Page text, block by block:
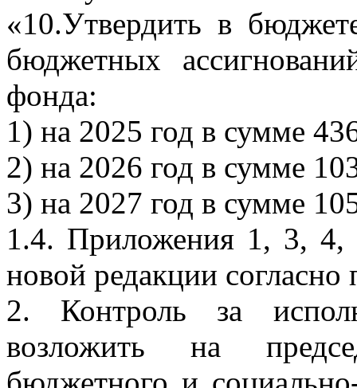
«10.Утвердить в
бюджетных
фонда:
1) на 2025 год в сумме
2) на 2026 год в сумме
3) на 2027 год в сумме
1.4. Приложения 1, 3,
новой редакции
2. Контроль за
возложить на